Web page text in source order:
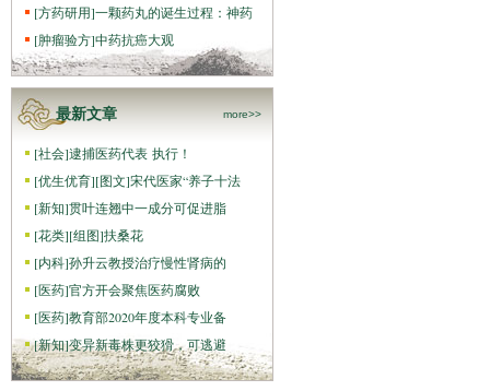
[方药研用]一颗药丸的诞生过程：神药
[肿瘤验方]中药抗癌大观
最新文章 more>>
[社会]逮捕医药代表 执行！
[优生优育][图文]宋代医家“养子十法
[新知]贯叶连翘中一成分可促进脂
[花类][组图]扶桑花
[内科]孙升云教授治疗慢性肾病的
[医药]官方开会聚焦医药腐败
[医药]教育部2020年度本科专业备
[新知]变异新毒株更狡猾，可逃避